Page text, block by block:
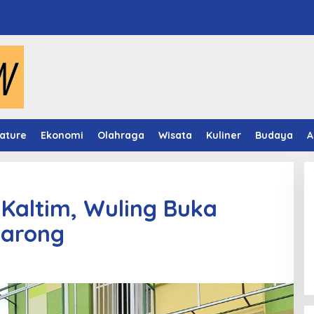
Ekonomi Olahraga Wisata Kuliner Budaya
Wuling Buka